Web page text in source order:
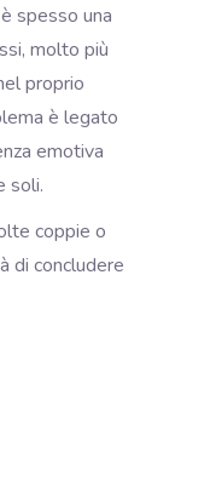
spesso una
molto più
proprio
è legato
emotiva
soli.
coppie o
di concludere